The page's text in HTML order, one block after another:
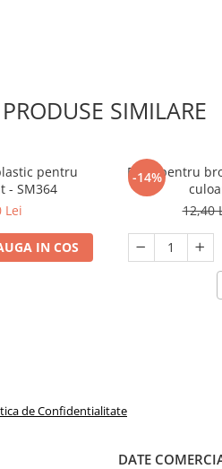
PRODUSE SIMILARE
pentru
- SM364
Lei
IN COS
-14%
Baze pentru
12,40
de Confidentialitate
DATE